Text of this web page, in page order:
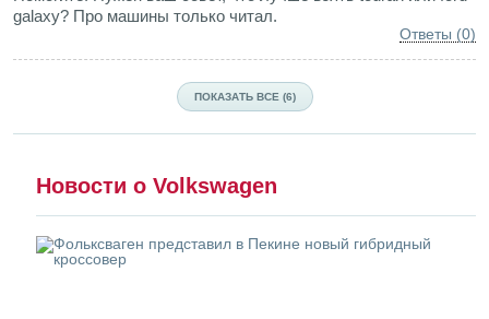
galaxy? Про машины только читал.
Ответы (0)
ПОКАЗАТЬ ВСЕ (6)
Новости о Volkswagen